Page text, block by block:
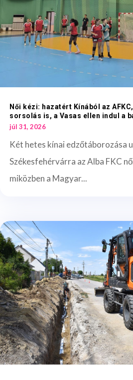
Női kézi: hazatért Kínából az
sorsolás is, a Vasas ellen indul a
júl 31, 2026
Két hetes kínai edzőtáborozása
Székesfehérvárra az Alba FKC
miközben a Magyar...